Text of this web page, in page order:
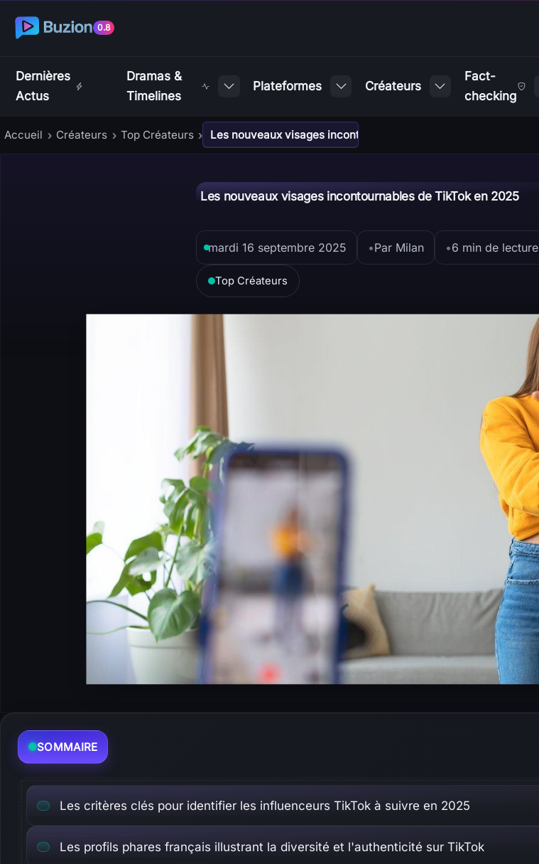
0.8
Dernières
Actus
Dramas &
Timelines
Plateformes Créateurs
Fact-
checking
Accueil › Créateurs › Top Créateurs › Les nouveaux visages incontournables de TikTok en 2025
Les nouveaux visages incontournables de TikTok en 2025
mardi 16 septembre 2025 •Par Milan •6 min de lecture
Top Créateurs
SOMMAIRE
Les critères clés pour identifier les influenceurs TikTok à suivre en 2025
Les profils phares français illustrant la diversité et l'authenticité sur TikTok